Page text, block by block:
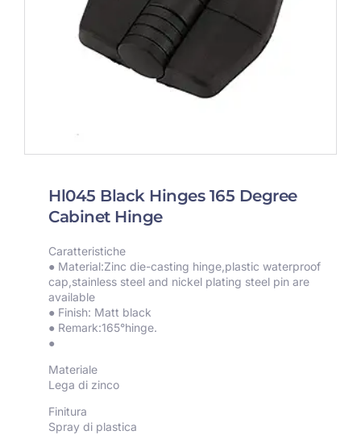
Hl045 Black Hinges 165 Degree
Cabinet Hinge
Caratteristiche
● Material:Zinc die-casting hinge,plastic waterproof
cap,stainless steel and nickel plating steel pin are
available
● Finish: Matt black
● Remark:165°hinge.
●
Materiale
Lega di zinco
Finitura
Spray di plastica